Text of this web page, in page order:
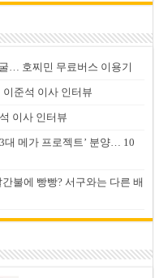
… 호찌민 무료버스 이용기
이준석 이사 인터뷰
이사 인터뷰
대 메가 프로젝트’ 분양… 10
간불에 빵빵? 서구와는 다른 배